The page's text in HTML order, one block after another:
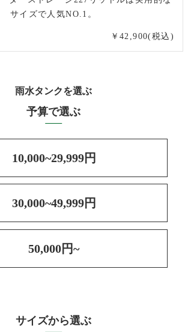
サイズで人気NO.1。
￥42,900(税込)
雨水タンクを選ぶ
予算で選ぶ
10,000~29,999円
30,000~49,999円
50,000円~
サイズから選ぶ